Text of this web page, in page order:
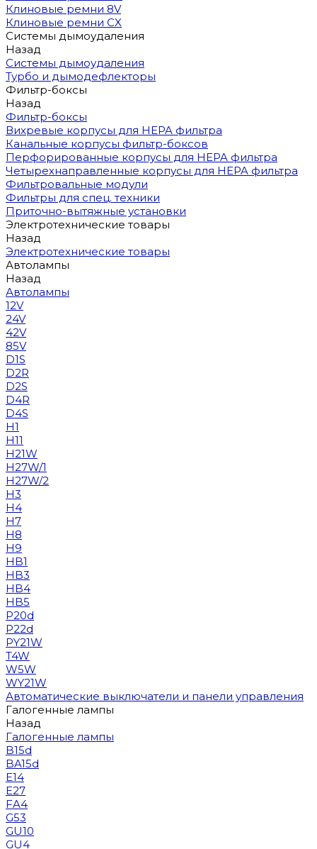
Клиновые ремни 8V
Клиновые ремни CX
Системы дымоудаления
Назад
Системы дымоудаления
Турбо и дымодефлекторы
Фильтр-боксы
Назад
Фильтр-боксы
Вихревые корпусы для HEPA фильтра
Канальные корпусы фильтр-боксов
Перфорированные корпусы для HEPA фильтра
Четырехнаправленные корпусы для HEPA фильтра
Фильтровальные модули
Фильтры для спец. техники
Приточно-вытяжные установки
Электротехнические товары
Назад
Электротехнические товары
Автолампы
Назад
Автолампы
12V
24V
42V
85V
D1S
D2R
D2S
D4R
D4S
H1
H11
H21W
H27W/1
H27W/2
H3
H4
H7
H8
H9
HB1
HB3
HB4
HB5
P20d
P22d
PY21W
T4W
W5W
WY21W
Автоматические выключатели и панели управления
Галогенные лампы
Назад
Галогенные лампы
B15d
BA15d
E14
E27
FA4
G53
GU10
GU4